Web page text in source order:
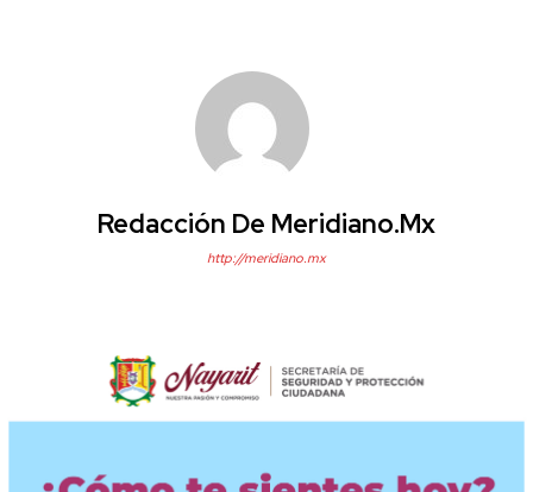
Redacción De Meridiano.mx
http://meridiano.mx